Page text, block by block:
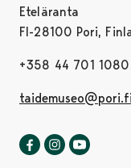
Eteläranta
FI-28100 Pori,
+358 44 701 1080
taidemuseo@pori.fi
Porin
Avautuu
Porin
Avautuu